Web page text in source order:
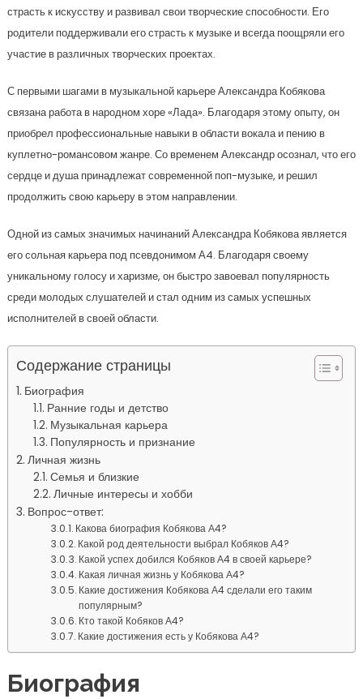
страсть к искусству и развивал свои творческие способности. Его
родители поддерживали его страсть к музыке и всегда поощряли его
участие в различных творческих проектах.
С первыми шагами в музыкальной карьере Александра Кобякова
связана работа в народном хоре «Лада». Благодаря этому опыту, он
приобрел профессиональные навыки в области вокала и пению в
куплетно-романсовом жанре. Со временем Александр осознал, что его
сердце и душа принадлежат современной поп-музыке, и решил
продолжить свою карьеру в этом направлении.
Одной из самых значимых начинаний Александра Кобякова является
его сольная карьера под псевдонимом А4. Благодаря своему
уникальному голосу и харизме, он быстро завоевал популярность
среди молодых слушателей и стал одним из самых успешных
исполнителей в своей области.
Содержание страницы
Биография
Ранние годы и детство
Музыкальная карьера
Популярность и признание
Личная жизнь
Семья и близкие
Личные интересы и хобби
Вопрос-ответ:
Какова биография Кобякова А4?
Какой род деятельности выбрал Кобяков А4?
Какой успех добился Кобяков А4 в своей карьере?
Какая личная жизнь у Кобякова А4?
Какие достижения Кобякова А4 сделали его таким
популярным?
Кто такой Кобяков А4?
Какие достижения есть у Кобякова А4?
Биография